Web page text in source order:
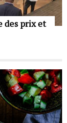
des prix et